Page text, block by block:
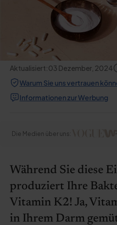
Aktualisiert:03 Dezember, 2024
Warum Sie uns vertrauen
Informationen zur Werbung
Die Medien über uns:
Während Sie diese
produziert Ihre
Vitamin K2! Ja,
in Ihrem Darm